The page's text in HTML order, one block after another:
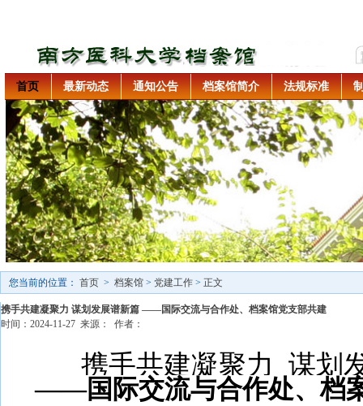
首页 最新动态 通知公告 档案馆简介 法规标准
您当前的位置： 首页 > 档案馆 > 党建工作 > 正文
携手共建凝聚力 谋划发展谱新篇 ——国际交流与合作处、档案馆党支部共建
时间：2024-11-27 来源： 作者：
携手共建凝聚力  谋划
——国际交流与合作处、档